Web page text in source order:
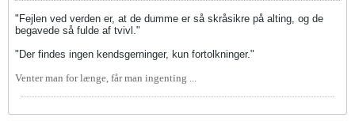
"Fejlen ved verden er, at de dumme er så skråsikre på alting, og de
begavede så fulde af tvivl."
"Der findes ingen kendsgerninger, kun fortolkninger."
Venter man for længe, får man ingenting ...